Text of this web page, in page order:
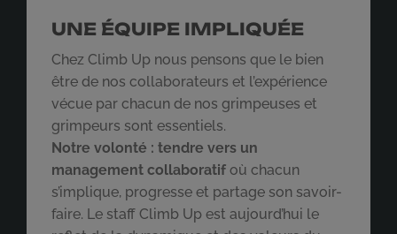
REJOIGNEZ-NOUS
UNE ÉQUIPE IMPLIQUÉE
Chez Climb Up nous pensons que le bien
être de nos collaborateurs et l’expérience
vécue par chacun de nos grimpeuses et
grimpeurs sont essentiels.
Notre volonté : tendre vers un
management collaboratif où chacun
s’implique, progresse et partage son savoir-
faire. Le staff Climb Up est aujourd’hui le